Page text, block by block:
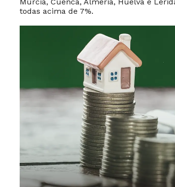
todas acima de 7%.